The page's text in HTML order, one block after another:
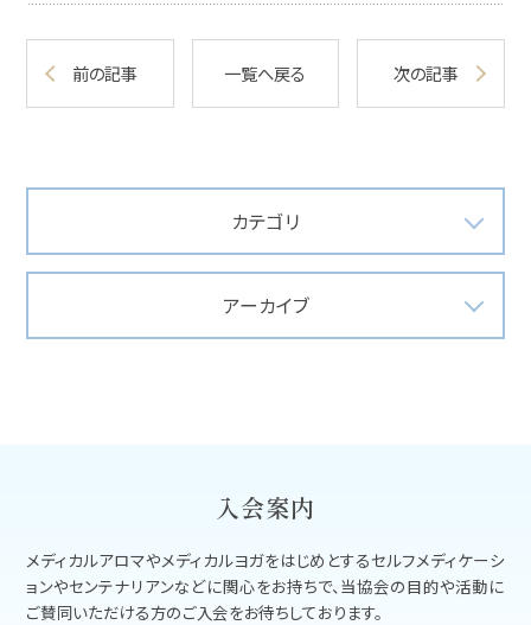
前の記事 一覧へ戻る 次の記事
カテゴリ
アーカイブ
入会案内
メディカルアロマやメディカルヨガをはじめとするセルフメディケーシ
ョンやセンテナリアンなどに関心をお持ちで、 当協会の目的や活動に
ご賛同いただける方のご入会をお待ちしております。